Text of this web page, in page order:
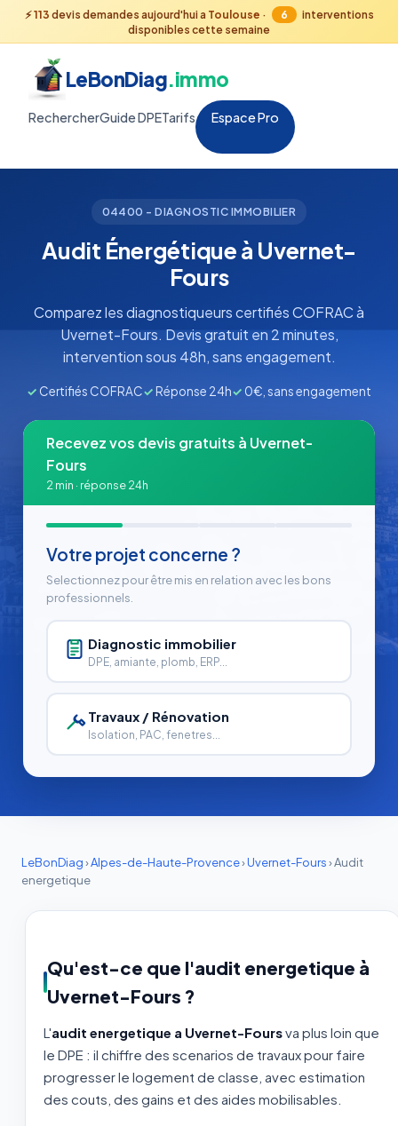
⚡113 devis demandes aujourd'hui a Toulouse · 6
interventions
disponibles cette semaine
LeBonDiag.immo
RechercherGuide DPETarifs Espace Pro
04400 - DIAGNOSTIC IMMOBILIER
Audit Énergétique à Uvernet-
Fours
Comparez les diagnostiqueurs certifiés COFRAC à
Uvernet-Fours. Devis gratuit en 2 minutes,
intervention sous 48h, sans engagement.
✓ Certifiés COFRAC✓Réponse 24h✓ 0€, sans engagement
Recevez vos devis gratuits à Uvernet-
Fours
2 min · réponse 24h
Votre projet concerne ?
Selectionnez pour être mis en relation avec les bons
professionnels.
Diagnostic immobilier
DPE, amiante, plomb, ERP...
Travaux / Rénovation
Isolation, PAC, fenetres...
LeBonDiag›Alpes-de-Haute-Provence›Uvernet-Fours›Audit
energetique
Qu'est-ce que l'audit energetique à
Uvernet-Fours ?
L'audit energetique a Uvernet-Foursva plus loin que
le DPE : il chiffre des scenarios de travaux pour faire
progresser le logement de classe, avec estimation
des couts, des gains et des aides mobilisables.